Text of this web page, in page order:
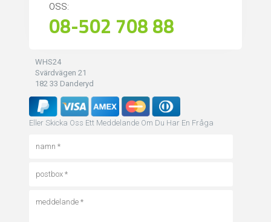
OSS:
08-502 708 88
WHS24
Svärdvägen 21
182 33 Danderyd
Eller Skicka Oss Ett Meddelande Om Du Har En Fråga